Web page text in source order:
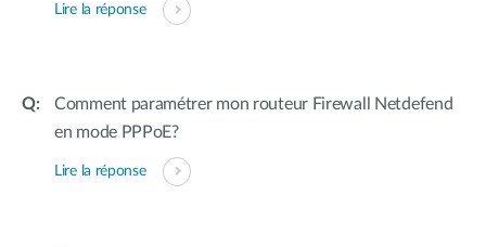
Lire la réponse
Comment paramétrer mon routeur Firewall Netdefend
en mode PPPoE?
Lire la réponse